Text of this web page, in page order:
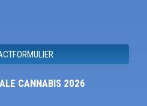
CANNABIS 2026